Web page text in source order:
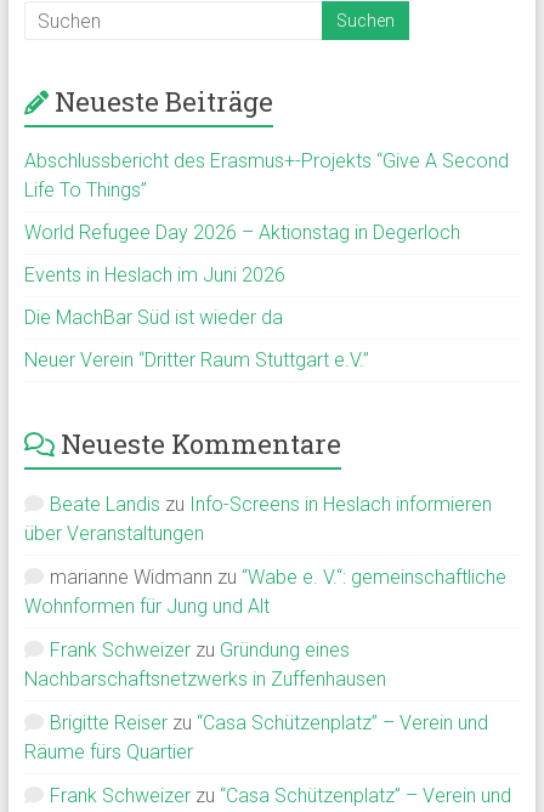
Neueste Beiträge
Abschlussbericht des Erasmus+-Projekts “Give A Second
Life To Things”
World Refugee Day 2026 – Aktionstag in Degerloch
Events in Heslach im Juni 2026
Die MachBar Süd ist wieder da
Neuer Verein “Dritter Raum Stuttgart e.V.”
Neueste Kommentare
Beate Landis zu Info-Screens in Heslach informieren
über Veranstaltungen
marianne Widmann zu “Wabe e. V.“: gemeinschaftliche
Wohnformen für Jung und Alt
Frank Schweizerzu Gründung eines
Nachbarschaftsnetzwerks in Zuffenhausen
Brigitte Reiserzu “Casa Schützenplatz” – Verein und
Räume fürs Quartier
Frank Schweizerzu “Casa Schützenplatz” – Verein und